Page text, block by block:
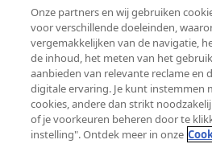
WORD LID VAN ONZE
CONTACT
Onze partners en wij gebruiken
voor verschillende doeleinden,
vergemakkelijken van de navigatie,
de inhoud, het meten van het
aanbieden van relevante reclame en
digitale ervaring. Je kunt instemmen
cookies, andere dan strikt
of je voorkeuren beheren door te
instelling". Ontdek meer in onze